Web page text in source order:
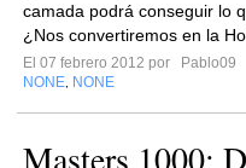
camada podrá conseguir lo
¿Nos convertiremos en la
El 07 febrero 2012 por
Pablo09
NONE NONE
Masters 1000: